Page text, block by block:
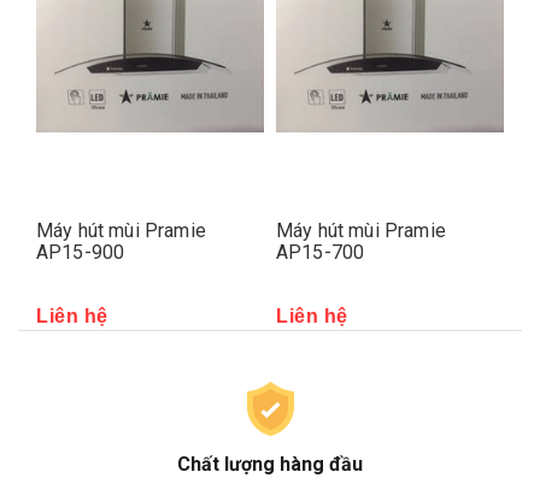
Máy hút mùi Pramie
AP15-900
Liên hệ
Máy hút mùi Pramie
AP15-700
Liên hệ
Chất lượng hàng đầu